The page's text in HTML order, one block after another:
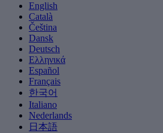
English
Català
Čeština
Dansk
Deutsch
Ελληνικά
Español
Français
한국어
Italiano
Nederlands
日本語